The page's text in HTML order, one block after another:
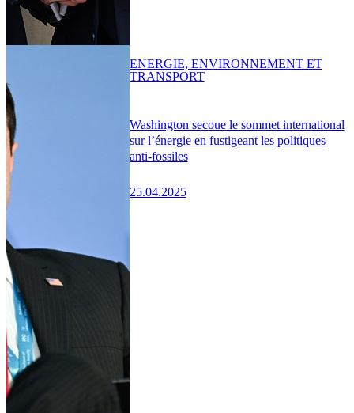
Washington secoue le sommet international
sur l’énergie en fustigeant les politiques
anti-fossiles
25.04.2025
ENERGIE, ENVIRONNEMENT ET
TRANSPORT